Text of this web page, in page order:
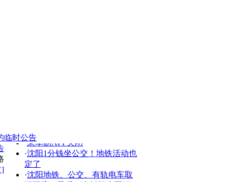
]
临时公告
· 乘车易APP关闭
沈阳1分钱坐公交！地铁活动也
定了
·沈阳地铁、公交、有轨电车取
消限流！最后一个封闭小区解